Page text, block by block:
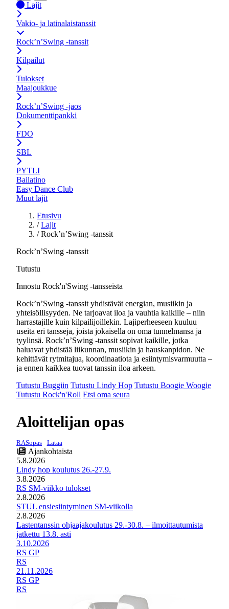
Lajit
Vakio- ja latinalaistanssit
Rock’n’Swing -tanssit
Kilpailut
Tulokset
Maajoukkue
Rock’n’Swing -jaos
Dokumenttipankki
FDO
SBL
PYTLI
Bailatino
Easy Dance Club
Muut lajit
Etusivu
/ Lajit
/ Rock’n’Swing -tanssit
Rock’n’Swing -tanssit
Tutustu
Innostu Rock'n'Swing -tansseista
Rock’n’Swing -tanssit yhdistävät energian, musiikin ja
yhteisöllisyyden. Ne tarjoavat iloa ja vauhtia kaikille – niin
harrastajille kuin kilpailijoillekin. Lajiperheeseen kuuluu
useita eri tansseja, joista jokaisella on oma tunnelmansa ja
tyylinsä. Rock’n’Swing -tanssit sopivat kaikille, jotka
haluavat yhdistää liikunnan, musiikin ja hauskanpidon. Ne
kehittävät rytmitajua, koordinaatiota ja esiintymisvarmuutta –
ja ennen kaikkea tuovat tanssin iloa arkeen.
Tutustu Buggiin Tutustu Lindy Hop Tutustu Boogie Woogie
Tutustu Rock'n'Roll Etsi oma seura
Aloittelijan opas
RASopas Lataa
Ajankohtaista
5.8.2026
Lindy hop koulutus 26.-27.9.
3.8.2026
RS SM-viikko tulokset
2.8.2026
STUL ensiesiintyminen SM-viikolla
2.8.2026
Lastentanssin ohjaajakoulutus 29.-30.8. – ilmoittautumista
jatkettu 13.8. asti
3.10.2026
RS GP
RS
21.11.2026
RS GP
RS